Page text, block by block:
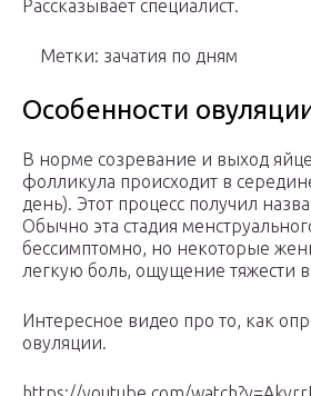
Рассказывает специалист.
Метки: зачатия по дням
Особенности
В норме созревание и выход
фолликула происходит в
день). Этот процесс получил
Обычно эта стадия
бессимптомно, но некоторые
легкую боль, ощущение тяжести
Интересное видео про то, как
овуляции.